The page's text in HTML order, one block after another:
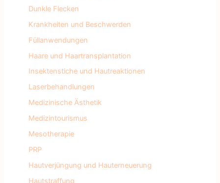
Dunkle Flecken
Krankheiten und Beschwerden
Füllanwendungen
Haare und Haartransplantation
Insektenstiche und Hautreaktionen
Laserbehandlungen
Medizinische Ästhetik
Medizintourismus
Mesotherapie
PRP
Hautverjüngung und Hauterneuerung
Hautstraffung